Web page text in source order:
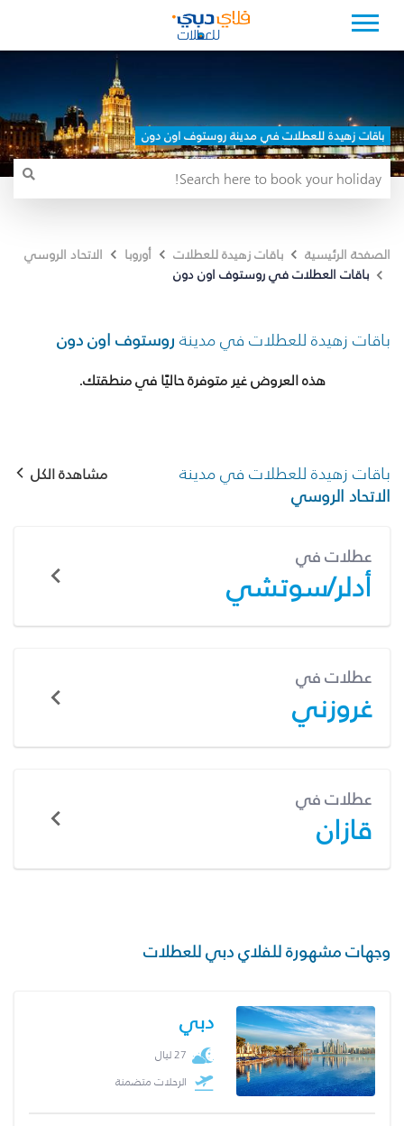
باقات زهيدة للعطلات في مدينة روستوف اون دون
الصفحة الرئيسية باقات زهيدة للعطلات أوروبا
الاتحاد الروسي
باقات العطلات في روستوف اون دون
باقات زهيدة للعطلات في مدينة روستوف اون دون
هذه العروض غير متوفرة حاليًا في منطقتك.
باقات زهيدة للعطلات في مدينة
الاتحاد الروسي
مشاهدة الكل
عطلات في
أدلر/سوتشي
عطلات في
غروزني
عطلات في
قازان
وجهات مشهورة للفلاي دبي للعطلات
دبي
27 ليال
الرحلات متضمنة